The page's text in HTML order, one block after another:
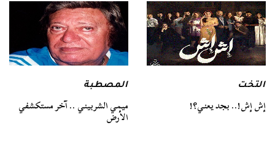
التخت
إش إش!.. بجد يعني؟!
المصطبة
ميمي الشربيني .. آخر مستكشفي
الأرض